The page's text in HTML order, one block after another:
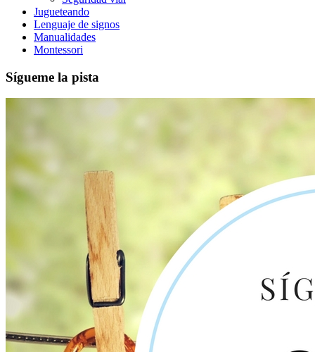
Jugueteando
Lenguaje de signos
Manualidades
Montessori
Sígueme la pista